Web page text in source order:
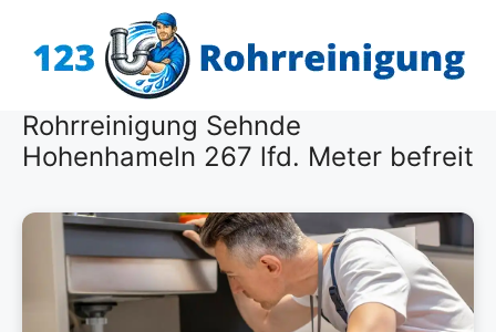
Inhalt
Rohrreinigung Sehnde
Hohenhameln 267 lfd. Meter befreit